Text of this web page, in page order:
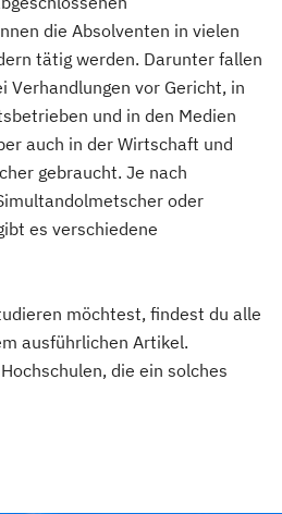
und IT-Management
Erneuerbaren Energien
die Absolventen in vielen
tätig werden. Darunter fallen
Verhandlungen vor Gericht, in
und in den Medien
auch in der Wirtschaft und
gebraucht. Je nach
oder
es verschiedene
möchtest, findest du alle
ausführlichen Artikel.
die ein solches